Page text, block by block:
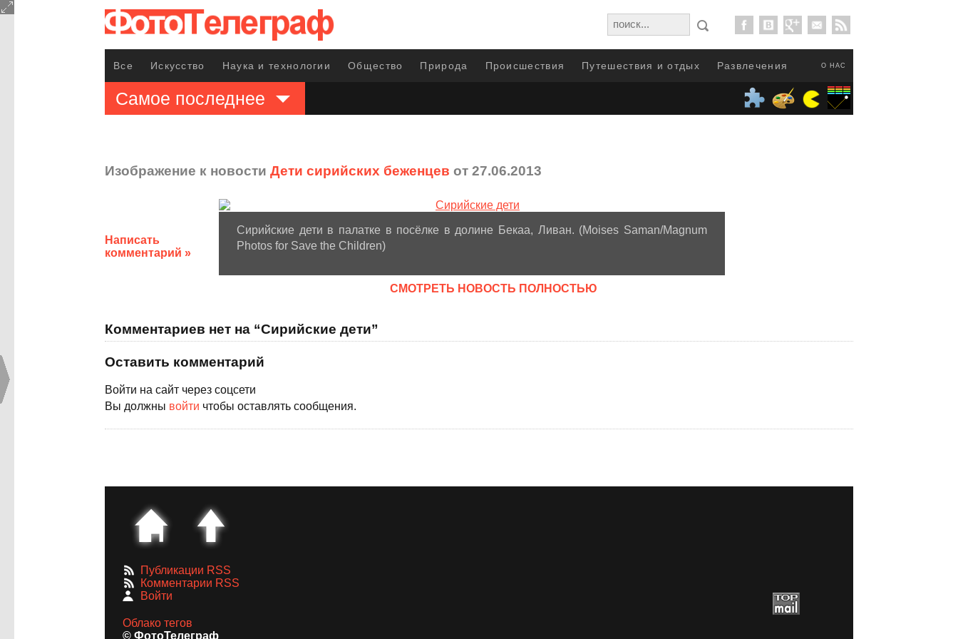
О НАС
Все Искусство Наука и технологии Общество Природа Происшествия Путешествия и отдых Развлечения
Самое последнее
Изображение к новости Дети сирийских беженцев от 27.06.2013
Написать
комментарий »
Сирийские дети в палатке в посёлке в долине Бекаа, Ливан. (Moises Saman/Magnum
Photos for Save the Children)
CМОТРЕТЬ НОВОСТЬ ПОЛНОСТЬЮ
Комментариев нет на “Сирийские дети”
Оставить комментарий
Войти на сайт через соцсети
Вы должны войти чтобы оставлять сообщения.
Публикации RSS
Комментарии RSS
Войти
Облако тегов
© ФотоТелеграф